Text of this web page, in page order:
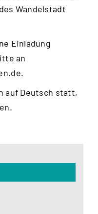
Wandelstadt
Einladung
an
.
auf Deutsch statt,